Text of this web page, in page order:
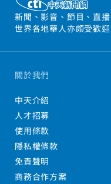
新聞、影音、節目、直
世界各地華人亦頗受歡
關於我們
中天介紹
人才招募
使用條款
隱私權條款
免責聲明
商務合作方案